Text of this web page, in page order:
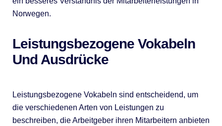
Norwegen.
Leistungsbezogene Vokabeln
Und Ausdrücke
Leistungsbezogene Vokabeln sind entscheidend, um
die verschiedenen Arten von Leistungen zu
beschreiben, die Arbeitgeber ihren Mitarbeitern anbieten